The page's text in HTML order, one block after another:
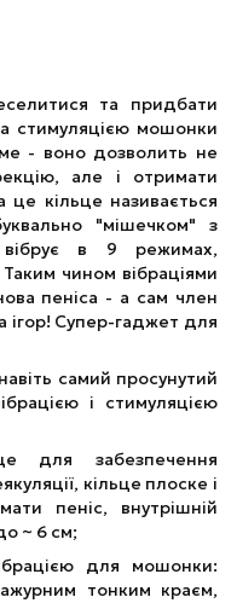
та придбати
стимуляцією мошонки
- воно дозволить не
але і отримати
це кільце називається
"мішечком" з
вібрує в 9 режимах,
чином вібраціями
пеніса - а сам член
ігор! Супер-гаджет для
самий просунутий
і стимуляцією
для забезпечення
кільце плоске і
пеніс, внутрішній
~ 6 см;
для мошонки:
тонким краєм,